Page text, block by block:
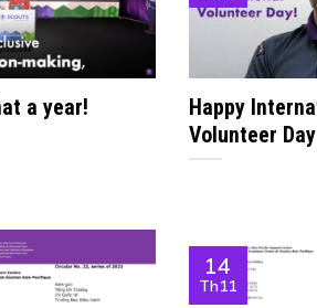
a year!
Happy
Volunteer
14
Th11